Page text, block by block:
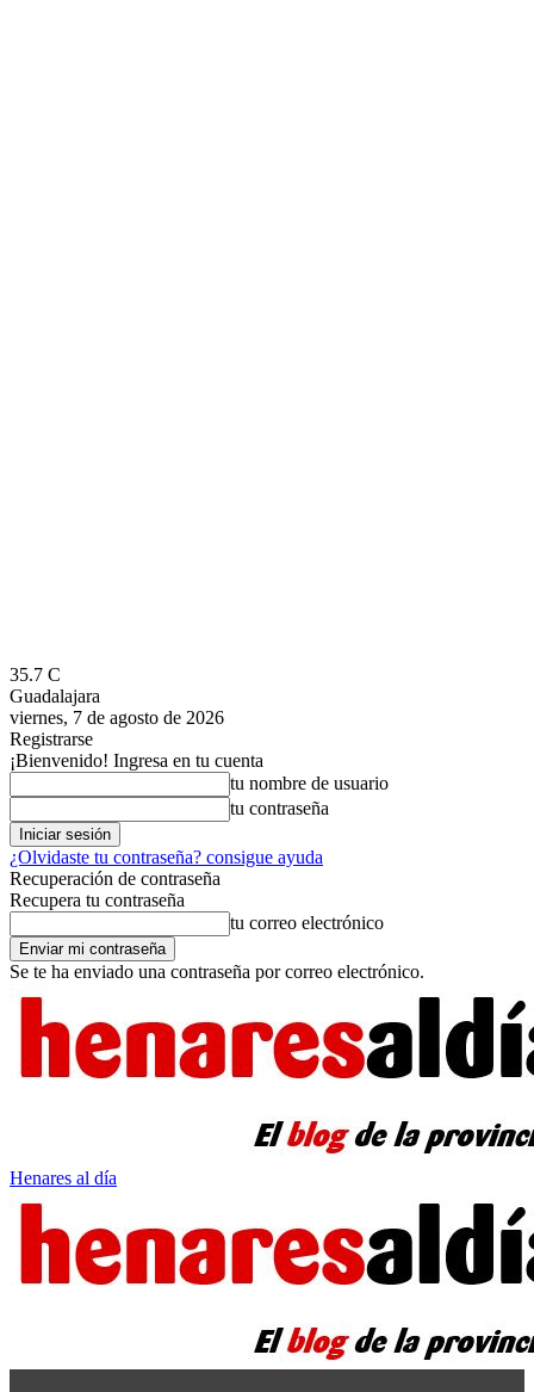
35.7 C
Guadalajara
viernes, 7 de agosto de 2026
Registrarse
¡Bienvenido! Ingresa en tu cuenta
tu nombre de usuario
tu contraseña
¿Olvidaste tu contraseña? consigue ayuda
Recuperación de contraseña
Recupera tu contraseña
tu correo electrónico
Se te ha enviado una contraseña por correo electrónico.
Henares al día